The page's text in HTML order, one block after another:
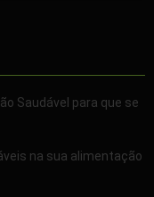
Saudável para que se
na sua alimentação